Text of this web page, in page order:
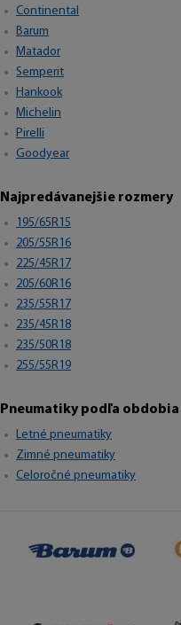
Continental
Barum
Matador
Semperit
Hankook
Michelin
Pirelli
Goodyear
Najpredávanejšie rozmery
195/65R15
205/55R16
225/45R17
205/60R16
235/55R17
235/45R18
235/50R18
255/55R19
Pneumatiky podľa obdobia
Letné pneumatiky
Zimné pneumatiky
Celoročné pneumatiky